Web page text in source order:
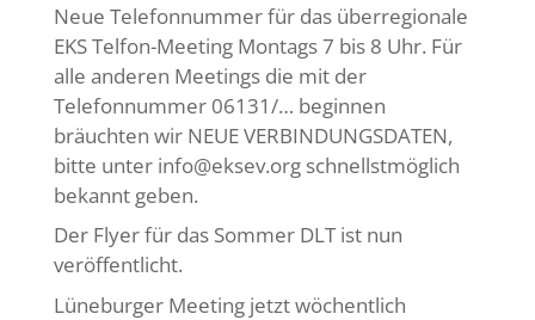
Neue Telefonnummer für das überregionale
EKS Telfon-Meeting Montags 7 bis 8 Uhr. Für
alle anderen Meetings die mit der
Telefonnummer 06131/… beginnen
bräuchten wir NEUE VERBINDUNGSDATEN,
bitte unter info@eksev.org schnellstmöglich
bekannt geben.
Der Flyer für das Sommer DLT ist nun
veröffentlicht.
Lüneburger Meeting jetzt wöchentlich